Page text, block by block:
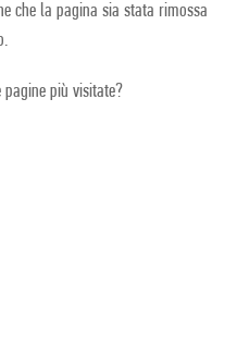
che la pagina sia stata rimossa
più visitate?